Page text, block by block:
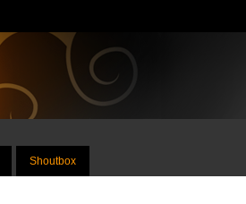
Shoutbox